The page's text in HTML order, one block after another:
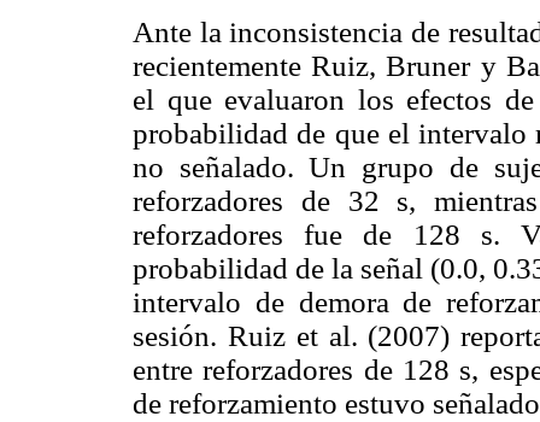
Ante la inconsistencia de
recientemente Ruiz, Bruner y
el que evaluaron los efectos
probabilidad de que el intervalo
no señalado. Un grupo de
reforzadores de 32 s,
reforzadores fue de 128 s.
probabilidad de la señal (0.0,
intervalo de demora de
sesión. Ruiz et al. (2007)
entre reforzadores de 128 s,
de reforzamiento estuvo